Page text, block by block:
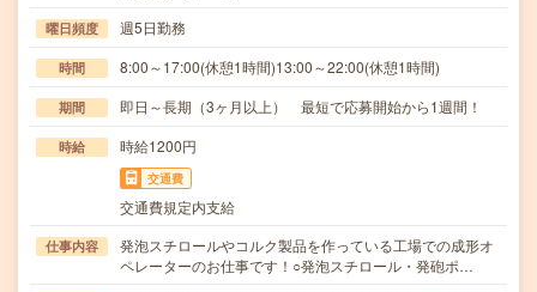
曜日頻度 週5日勤務
時間 8:00～17:00(休憩1時間)13:00～22:00(休憩1時間)
期間 即日～長期（3ヶ月以上） 最短で応募開始から1週間！
時給 時給1200円
交通費
交通費規定内支給
仕事内容
発泡スチロールやコルク製品を作っている工場での成形オ
ペレーターのお仕事です！○発泡スチロール・発砲ポ…